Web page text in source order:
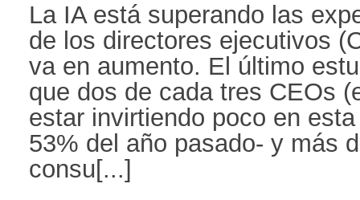
La IA está superando las
de los directores ejecutivos
va en aumento. El último
que dos de cada tres CEOs
estar invirtiendo poco en
53% del año pasado- y más
consu[...]